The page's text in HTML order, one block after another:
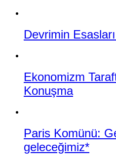
Devrimin
Ekonomizm
Konuşma
Paris Komünü:
geleceğimiz*